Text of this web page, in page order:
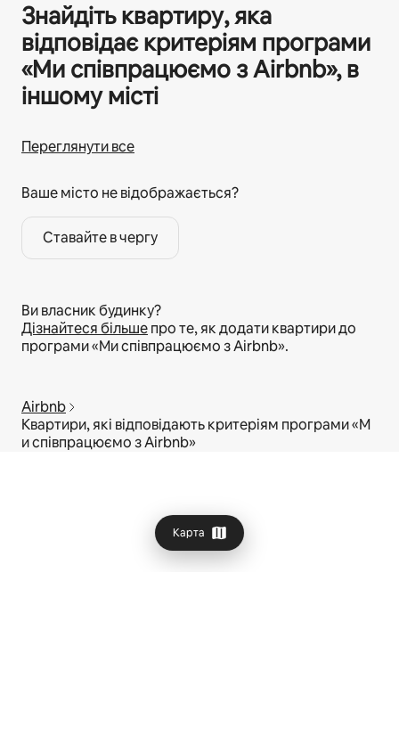
Карта
Знайдіть квартиру, яка
відповідає критеріям програми
«Ми співпрацюємо з Airbnb», в
іншому місті
Переглянути все
Ваше місто не відображається?
Ставайте в чергу
Ви власник будинку?
Дізнайтеся більшепро те, як додати квартири до
програми «Ми співпрацюємо з Airbnb».
Airbnb
Квартири, які відповідають критеріям програми «М
и співпрацюємо з Airbnb»